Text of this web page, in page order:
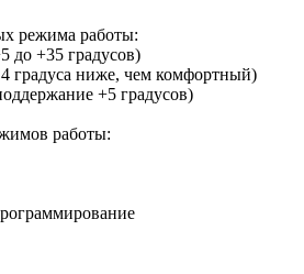
режима работы:
до +35 градусов)
градуса ниже, чем комфортный)
+5 градусов)
работы: